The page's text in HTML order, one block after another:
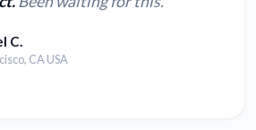
C.
CA USA